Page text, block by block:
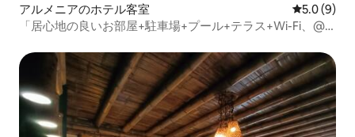
アルメニアのホテル客室 レビュー9
5.0 (9)
「居心地の良いお部屋+駐車場+プール+テラス+Wi-Fi、@